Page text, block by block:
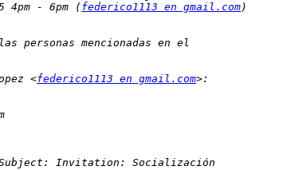
4pm - 6pm (federico1113 en gmail.com
<federico1113 en gmail.com